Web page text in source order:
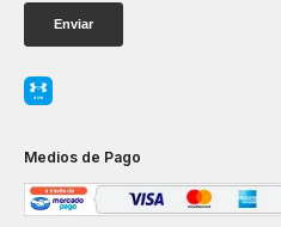
Medios de Pago